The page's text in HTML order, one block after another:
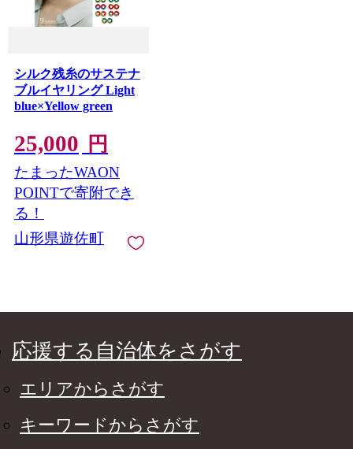
シルク残糸のサステナ
ブルイヤリング Light
blue×Yellow green
25,000 円
たまったWAON
POINTで寄附でき
る！
山形県遊佐町
応援する自治体をさがす
エリアからさがす
キーワードからさがす